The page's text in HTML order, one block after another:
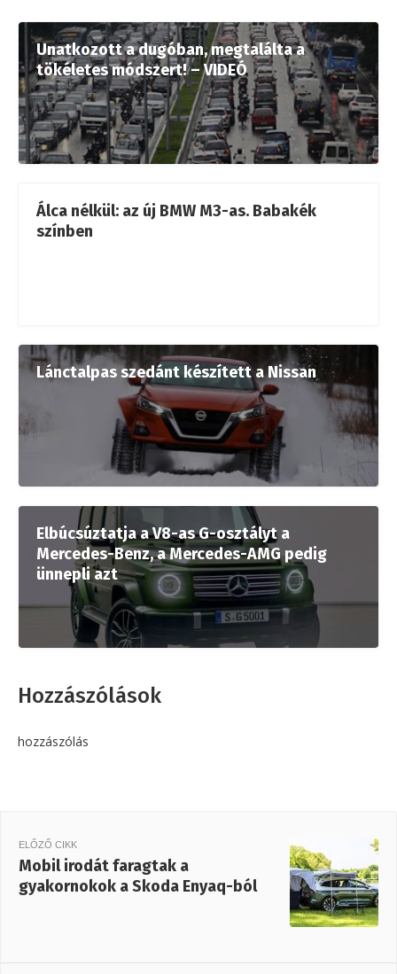
Unatkozott a dugóban, megtalálta a
tökéletes módszert! – VIDEÓ
Álca nélkül: az új BMW M3-as. Babakék
színben
Lánctalpas szedánt készített a Nissan
Elbúcsúztatja a V8-as G-osztályt a
Mercedes-Benz, a Mercedes-AMG pedig
ünnepli azt
Hozzászólások
hozzászólás
ELŐZŐ CIKK
Mobil irodát faragtak a
gyakornokok a Skoda Enyaq-ból